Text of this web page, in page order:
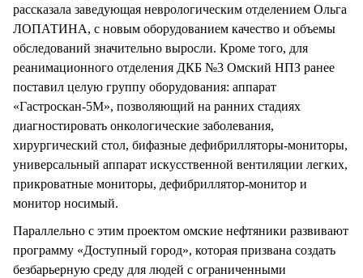
рассказала заведующая неврологическим отделением Ольга
ЛОПАТИНА, с новым оборудованием качество и объемы
обследований значительно выросли. Кроме того, для
реанимационного отделения ДКБ №3 Омский НПЗ ранее
поставил целую группу оборудования: аппарат
«Гастроскан-5М», позволяющий на ранних стадиях
диагностировать онкологические заболевания,
хирургический стол, бифазные дефибрилляторы-мониторы,
универсальный аппарат искусственной вентиляции легких,
прикроватные мониторы, дефибриллятор-монитор и
монитор носимый.
Параллельно с этим проектом омские нефтяники развивают
программу «Доступный город», которая призвана создать
безбарьерную среду для людей с ограниченными